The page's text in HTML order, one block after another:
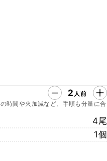
2 人前
時間や火加減など、手順も分量に合
4尾
1個